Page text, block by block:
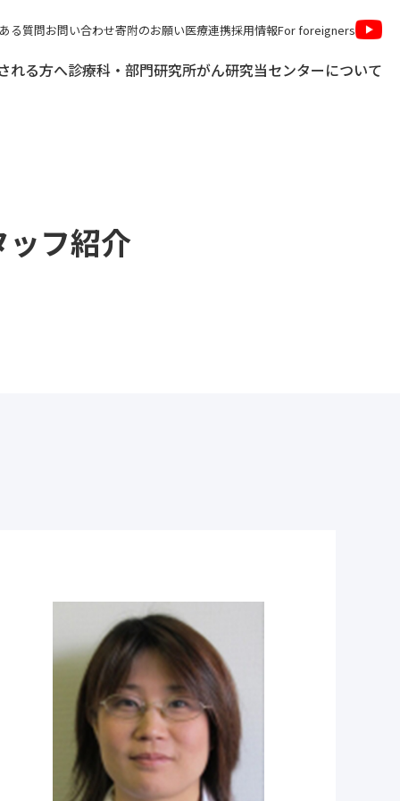
る質問お問い合わせ寄附のお願い医療連携採用情報For foreigners
れる方へ診療科・部門研究所がん研究当センターについて
ッフ紹介